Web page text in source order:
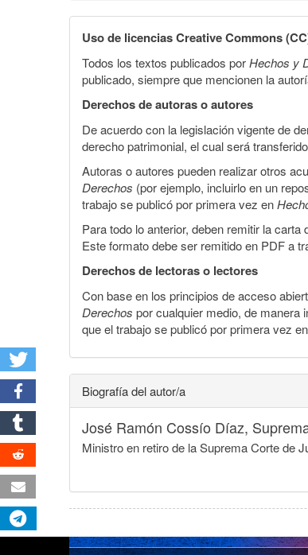
Uso de licencias Creative Commons
Todos los textos publicados porHechos y
publicado, siempre que mencionen la
Derechos de autoras o autores
De acuerdo con la legislación vigente de
derecho patrimonial, el cual será
Autoras o autores pueden realizar otros
Derechos (por ejemplo, incluirlo en un
trabajo se publicó por primera vez en
Para todo lo anterior, deben remitir la
Este formato debe ser remitido en PDF a
Derechos de lectoras o lectores
Con base en los principios de acceso
Derechos por cualquier medio, de manera
que el trabajo se publicó por primera vez en
Biografía del autor/a
José Ramón Cossío Díaz,
Ministro en retiro de la Suprema Corte de